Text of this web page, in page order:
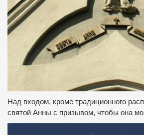
Над входом, кроме традиционного
святой Анны с призывом, чтобы она